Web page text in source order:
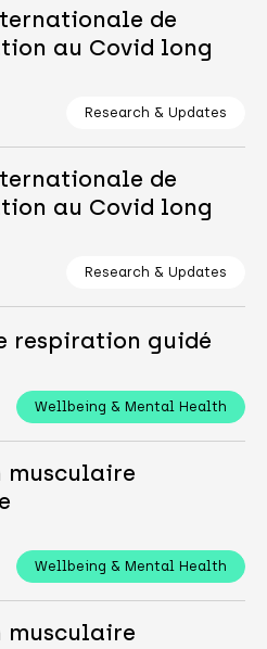
de
au Covid long
Research & Updates
de
au Covid long
Research & Updates
respiration guidé
Wellbeing & Mental Health
musculaire
Wellbeing & Mental Health
musculaire